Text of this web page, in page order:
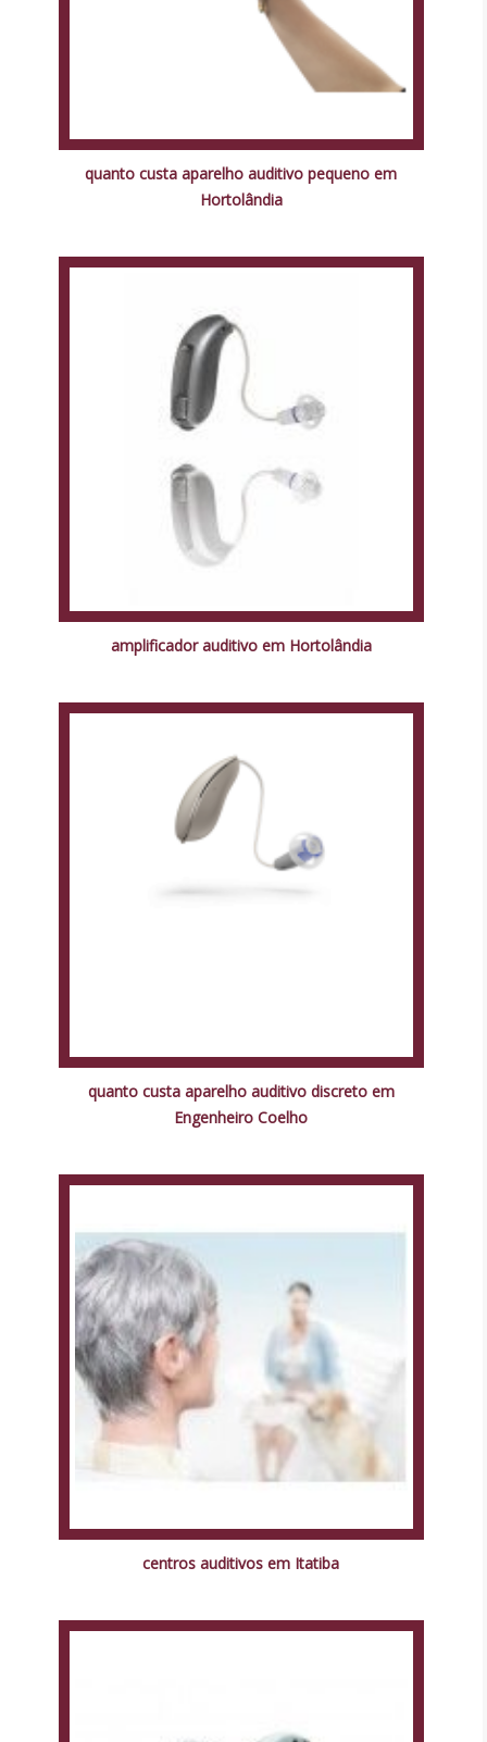
quanto custa aparelho auditivo pequeno em
Hortolândia
amplificador auditivo em Hortolândia
quanto custa aparelho auditivo discreto em
Engenheiro Coelho
centros auditivos em Itatiba